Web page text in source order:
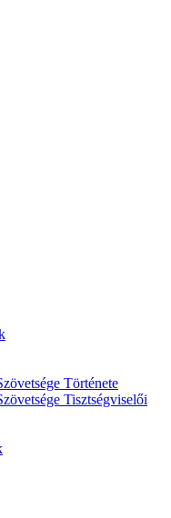
Története
Tisztségviselői